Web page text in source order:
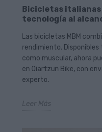
Bicicletas italianas
tecnología al
Las bicicletas MBM
rendimiento.
como muscular, ahora
en Oiartzun Bike, con
experto.
Leer Más